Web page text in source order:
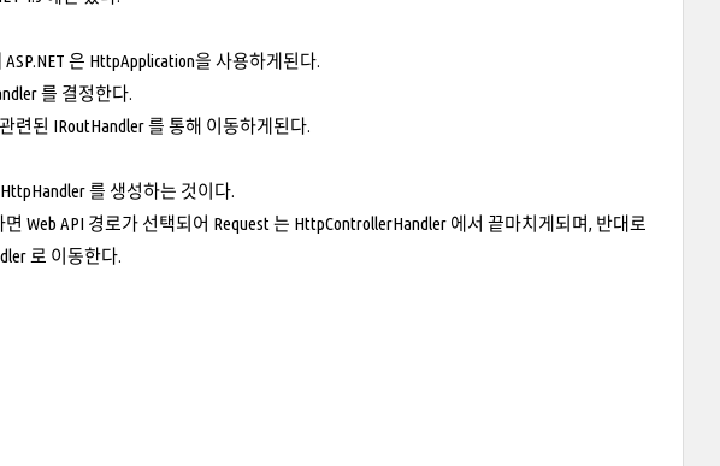
은 HttpApplication을 사용하게된다.
를 결정한다.
련된 IRoutHandler 를 통해 이동하게된다.
를 생성하는 것이다.
Web API 경로가 선택되어 Request 는 HttpControllerHandler 에서 끝마치게되며, 반대로
로 이동한다.